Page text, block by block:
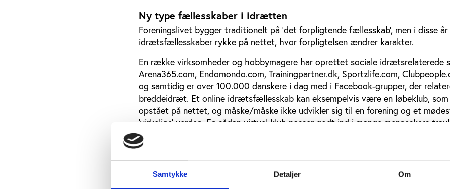
Samtykke Detaljer Om
Ny type fællesskaber i idrætten
Foreningslivet bygger traditionelt på ’det forpligtende fællesskab’, men i disse år
idrætsfællesskaber rykke på nettet, hvor forpligtelsen ændrer karakter.
En række virksomheder og hobbymagere har oprettet sociale idrætsrelaterede
Arena365.com, Endomondo.com, Trainingpartner.dk, Sportzlife.com,
og samtidig er over 100.000 danskere i dag med i Facebook-grupper, der
breddeidræt. Et online idrætsfællesskab kan eksempelvis være en løbeklub,
opstået på nettet, og måske/måske ikke udvikler sig til en forening og et
’virkelige’ verden. En sådan virtuel klub passer godt ind i mange menneskers
I ’klubben’ kan ’medlemmerne’ konkurrere mod hinanden og andre klubber, inspirere
hinanden med gode råd, udveksle billeder, dele løberuter, heppe på hinanden og
lade sig overvåge, så de føler sig forpligtet til at komme af sted. Når det
løb, kan man registrere en masse forskellige data, analysere dem og bruge dem
bedre og til at motivere sig selv.